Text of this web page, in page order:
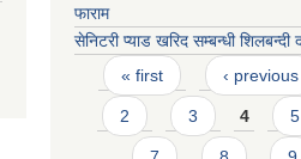
फाराम
सेनिटरी प्याड खरिद सम्बन्धी शिलबन्दी
Pages
« first ‹ previous
2 3 4 5